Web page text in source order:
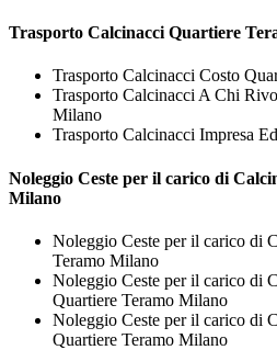
Trasporto Calcinacci Quartiere
Trasporto Calcinacci Costo
Trasporto Calcinacci A Chi
Milano
Trasporto Calcinacci Impresa
Noleggio Ceste per il carico di
Milano
Noleggio Ceste per il carico di
Teramo Milano
Noleggio Ceste per il carico di
Quartiere Teramo Milano
Noleggio Ceste per il carico di
Quartiere Teramo Milano